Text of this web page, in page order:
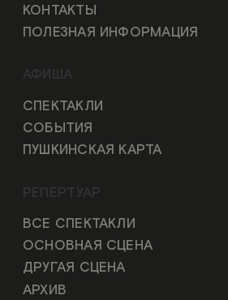
КОНТАКТЫ
ПОЛЕЗНАЯ ИНФОРМАЦИЯ
АФИША
СПЕКТАКЛИ
СОБЫТИЯ
ПУШКИНСКАЯ КАРТА
РЕПЕРТУАР
ВСЕ СПЕКТАКЛИ
ОСНОВНАЯ СЦЕНА
ДРУГАЯ СЦЕНА
АРХИВ